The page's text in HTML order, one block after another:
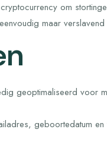
om
maar
geoptimaliseerd voor
geboortedatum